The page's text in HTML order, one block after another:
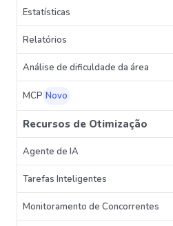
Estatísticas
Relatórios
Análise de dificuldade da área
MCP Novo
Recursos de Otimização
Agente de IA
Tarefas Inteligentes
Monitoramento de Concorrentes